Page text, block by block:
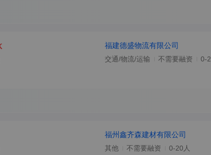
福建德盛物流有限公司
交通/物流/运输 不需要融资 0-
福州鑫齐森建材有限公司
其他 不需要融资 0-20人